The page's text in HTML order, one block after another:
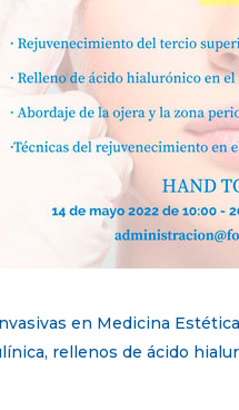
en Medicina
rellenos de ácido